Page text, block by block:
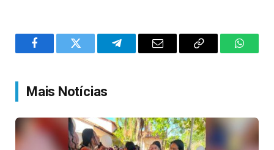
FacebookTwitter TelegramEmail
Copy
Mais Notícias